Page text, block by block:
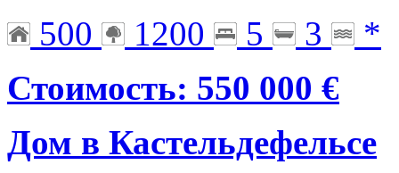
500
1200 5 3
*
Стоимость: 550 000 €
Дом в Кастельдефельсе